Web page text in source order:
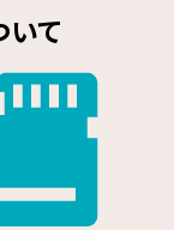
いて